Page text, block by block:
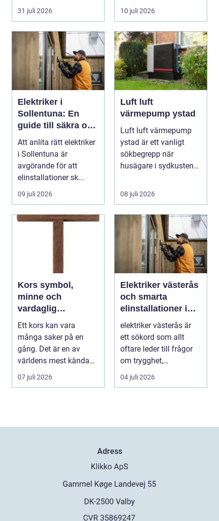
31 juli 2026
screenmarkisens
smarta solskydd....
10 juli 2026
Elektriker i
Sollentuna: En
guide till säkra och
pålitliga
elinstallationer
Att anlita rätt elektriker
i Sollentuna är
avgörande för att
elinstallationer sk...
09 juli 2026
Luft luft
värmepump ystad
Luft luft värmepump
ystad är ett vanligt
sökbegrepp när
husägare i sydkusten
08 juli 2026
Kors symbol,
minne och
vardaglig
påminnelse
Ett kors kan vara
många saker på en
gång. Det är en av
världens mest kända
symboler, djupt
förknippa...
07 juli 2026
Elektriker västerås
och smarta
elinstallationer i
vardagen
elektriker västerås är
ett sökord som allt
oftare leder till frågor
om trygghet,
energioptimering oc...
04 juli 2026
Adress